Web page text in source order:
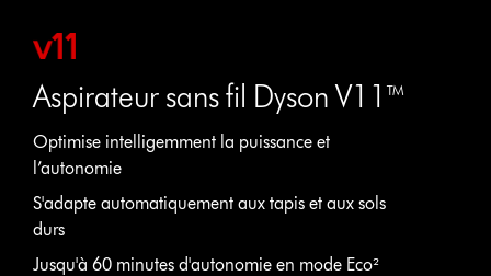
Aspirateur sans fil Dyson V11™
Optimise intelligemment la puissance et
l’autonomie
S'adapte automatiquement aux tapis et aux sols
durs
Jusqu'à 60 minutes d'autonomie en mode Eco²